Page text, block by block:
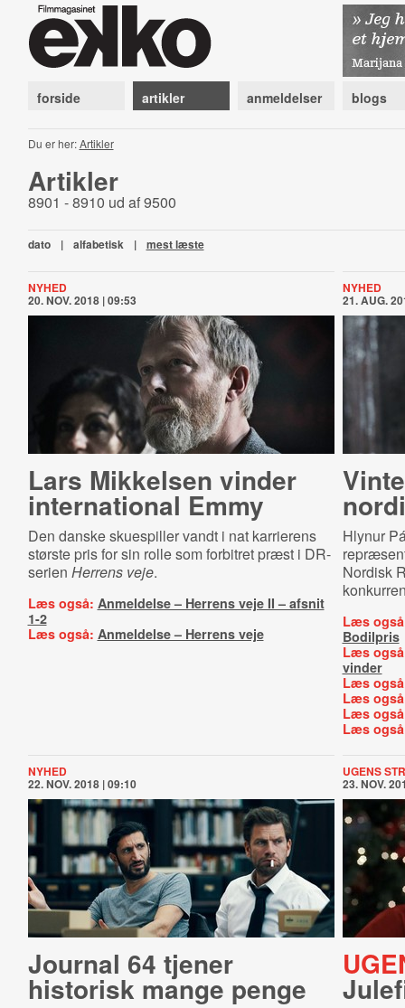
forside artikler anmeldelser blogs
Du er her:Artikler
Artikler
8901 - 8910 ud af 9500
dato | alfabetisk | mest læste
NYHED
20. NOV. 2018 | 09:53
Lars Mikkelsen vinder
international Emmy
Den danske skuespiller vandt i nat karrierens
største pris for sin rolle som forbitret præst i DR-
serien Herrens veje.
Læs også: Anmeldelse – Herrens veje II – afsnit
1-2
Læs også: Anmeldelse – Herrens veje
NYHED
21. AUG.
Hlynur
Nordisk
Læs
Bodilpris
Læs
vinder
Læs
Læs
Læs
Læs
NYHED
22. NOV. 2018 | 09:10
Journal 64 tjener
historisk mange penge
UGENS
23. NOV.